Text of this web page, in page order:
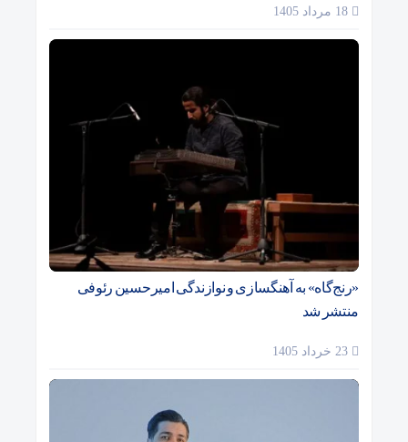
«رنج‌گاه» به آهنگسازی و نوازندگی امیرحسین رئوفی
منتشر شد